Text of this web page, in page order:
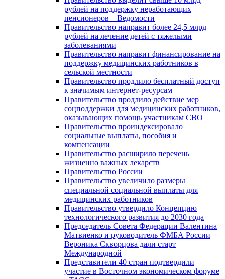
рублей на поддержку неработающих
пенсионеров – Ведомости
Правительство направит более 24,5 млрд
рублей на лечение детей с тяжелыми
заболеваниями
Правительство направит финансирование на
поддержку медицинских работников в
сельской местности
Правительство продлило бесплатный доступ
к значимым интернет-ресурсам
Правительство продлило действие мер
соцподдержки для медицинских работников,
оказывающих помощь участникам СВО
Правительство проиндексировало
социальные выплаты, пособия и
компенсации
Правительство расширило перечень
жизненно важных лекарств
Правительство России
Правительство увеличило размеры
специальной социальной выплаты для
медицинских работников
Правительство утвердило Концепцию
технологического развития до 2030 года
Председатель Совета Федерации Валентина
Матвиенко и руководитель ФМБА России
Вероника Скворцова дали старт
Международной
Представители 40 стран подтвердили
участие в Восточном экономическом форуме